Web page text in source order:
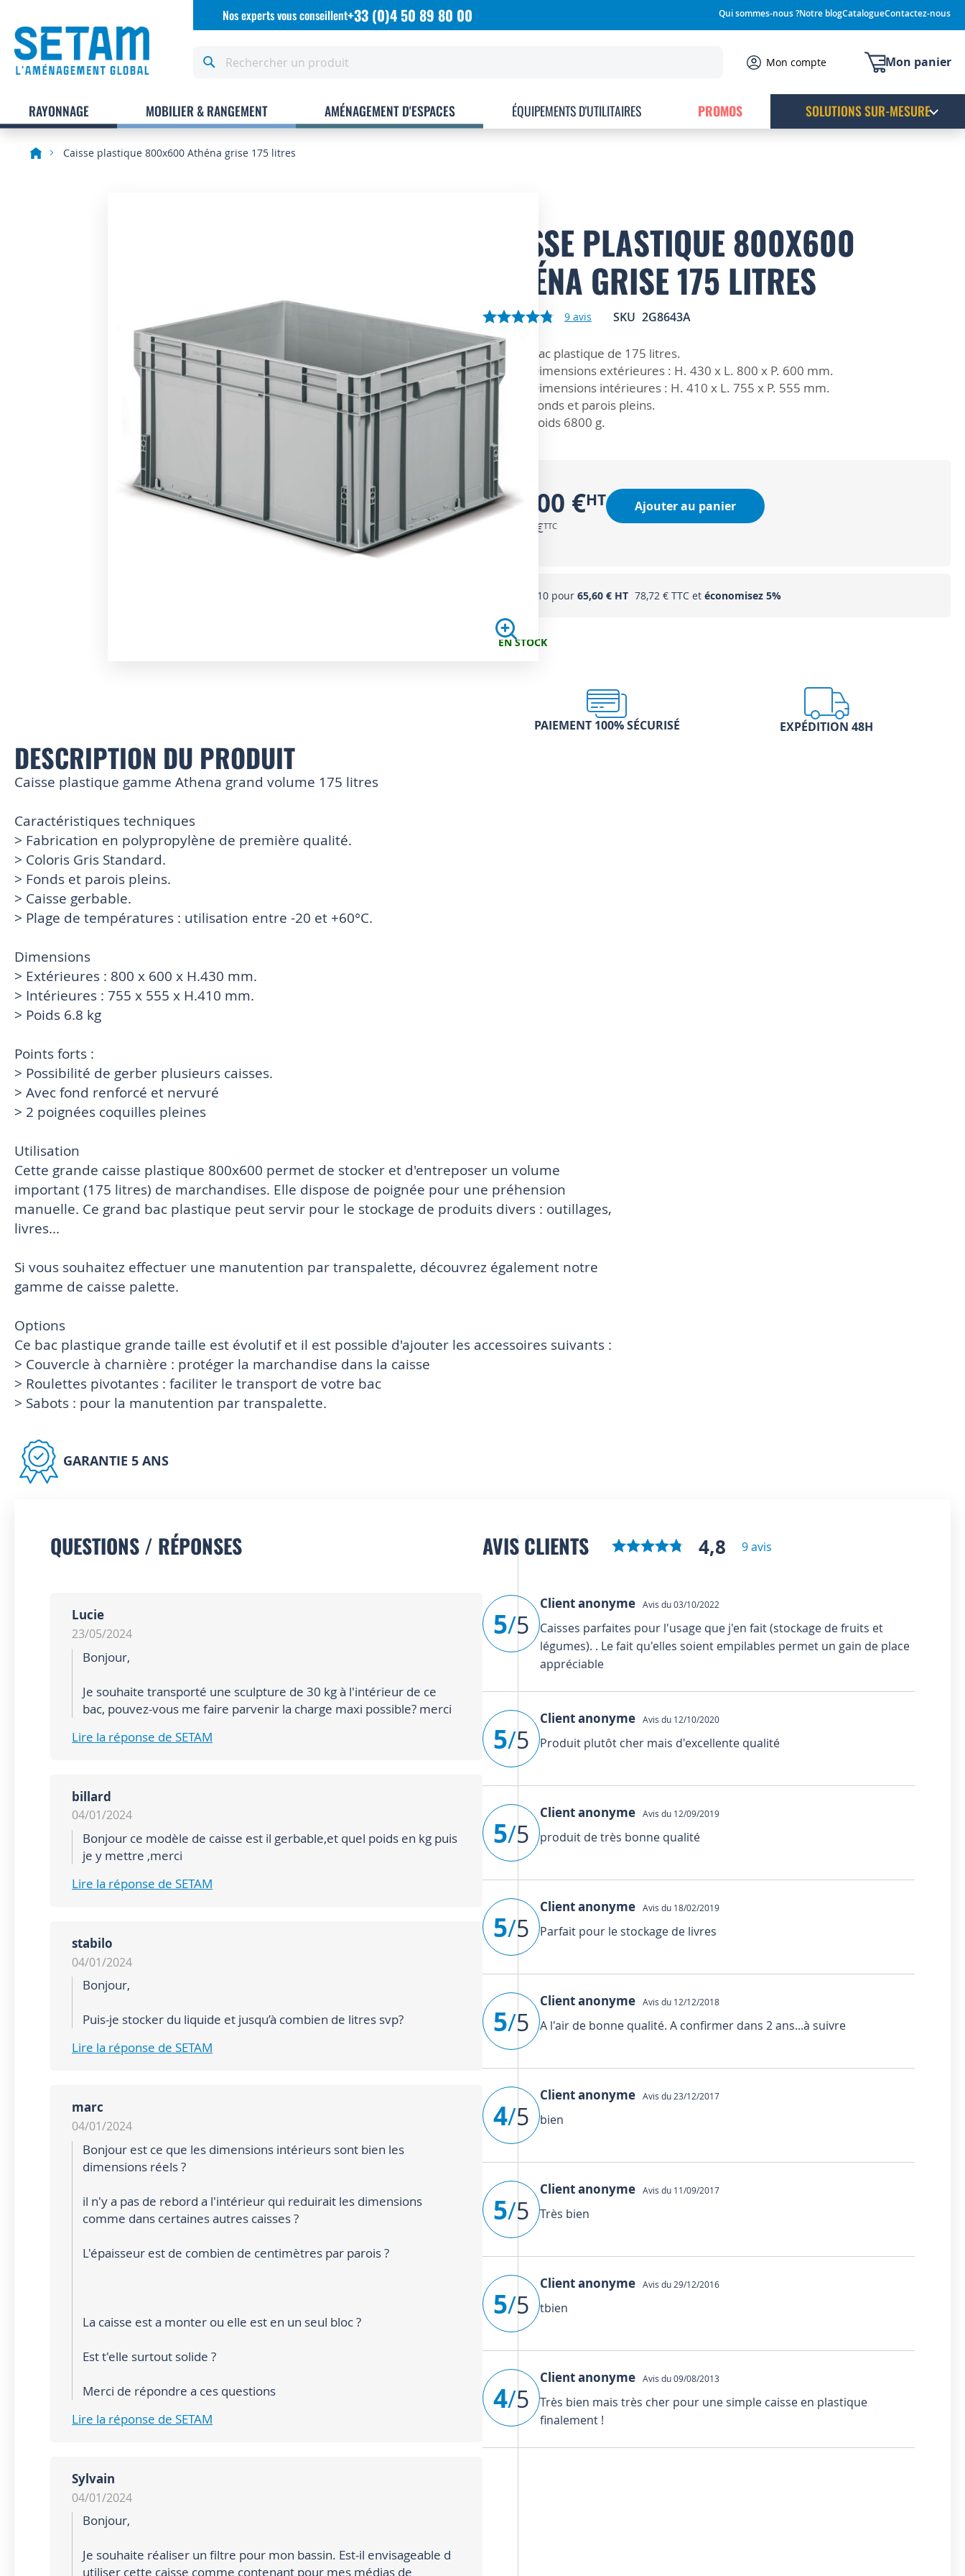
Allez
Qui sommes-nous ?Notre blogCatalogueContactez-nous
Nos experts vous conseillent+33 (0)4 50 89 80 00
Mon panier
Mon compte
RAYONNAGE MOBILIER & RANGEMENT AMÉNAGEMENT D'ESPACES ÉQUIPEMENTS D'UTILITAIRES PROMOS SOLUTIONS SUR-MESURE
Caisse plastique 800x600 Athéna grise 175 litres
images
gallery
CAISSE PLASTIQUE 800X600
ATHÉNA GRISE 175 LITRES
9 avis SKU 2G8643A
ZOOM SUR
Bac plastique de 175 litres.
Dimensions extérieures : H. 430 x L. 800 x P. 600 mm.
Dimensions intérieures : H. 410 x L. 755 x P. 555 mm.
Fonds et parois pleins.
Poids 6800 g.
69,00 €
82,80 €
Ajouter au panier
Acheter 10 pour 65,60 € 78,72 € et économisez 5%
EN STOCK
PAIEMENT 100% SÉCURISÉ EXPÉDITION 48H
DESCRIPTION DU PRODUIT
Caisse plastique gamme Athena grand volume 175 litres
Caractéristiques techniques
> Fabrication en polypropylène de première qualité.
> Coloris Gris Standard.
> Fonds et parois pleins.
> Caisse gerbable.
> Plage de températures : utilisation entre -20 et +60°C.
Dimensions
> Extérieures : 800 x 600 x H.430 mm.
> Intérieures : 755 x 555 x H.410 mm.
> Poids 6.8 kg
Points forts :
> Possibilité de gerber plusieurs caisses.
> Avec fond renforcé et nervuré
> 2 poignées coquilles pleines
Utilisation
Cette grande caisse plastique 800x600 permet de stocker et d'entreposer un volume
important (175 litres) de marchandises. Elle dispose de poignée pour une préhension
manuelle. Ce grand bac plastique peut servir pour le stockage de produits divers : outillages,
livres...
Si vous souhaitez effectuer une manutention par transpalette, découvrez également notre
gamme de caisse palette.
Options
Ce bac plastique grande taille est évolutif et il est possible d'ajouter les accessoires suivants :
> Couvercle à charnière : protéger la marchandise dans la caisse
> Roulettes pivotantes : faciliter le transport de votre bac
> Sabots : pour la manutention par transpalette.
GARANTIE 5 ANS
QUESTIONS / RÉPONSES
Lucie
23/05/2024
Bonjour,
Je souhaite transporté une sculpture de 30 kg à l'intérieur de ce
bac, pouvez-vous me faire parvenir la charge maxi possible? merci
Lire la réponse de SETAM
billard
04/01/2024
Bonjour ce modèle de caisse est il gerbable,et quel poids en kg puis
je y mettre ,merci
Lire la réponse de SETAM
stabilo
04/01/2024
Bonjour,
Puis-je stocker du liquide et jusqu’à combien de litres svp?
Lire la réponse de SETAM
marc
04/01/2024
Bonjour est ce que les dimensions intérieurs sont bien les
dimensions réels ?
il n'y a pas de rebord a l'intérieur qui reduirait les dimensions
comme dans certaines autres caisses ?
L'épaisseur est de combien de centimètres par parois ?
La caisse est a monter ou elle est en un seul bloc ?
Est t'elle surtout solide ?
Merci de répondre a ces questions
Lire la réponse de SETAM
Sylvain
04/01/2024
Bonjour,
Je souhaite réaliser un filtre pour mon bassin. Est-il envisageable d
utiliser cette caisse comme contenant pour mes médias de
AVIS CLIENTS 4,8 9 avis
5/5
Client anonyme Avis du 03/10/2022
Caisses parfaites pour l'usage que j'en fait (stockage de fruits et
légumes). . Le fait qu'elles soient empilables permet un gain de place
appréciable
5/5
Client anonyme Avis du 12/10/2020
Produit plutôt cher mais d'excellente qualité
5/5
Client anonyme Avis du 12/09/2019
produit de très bonne qualité
5/5
Client anonyme Avis du 18/02/2019
Parfait pour le stockage de livres
5/5
Client anonyme Avis du 12/12/2018
A l'air de bonne qualité. A confirmer dans 2 ans...à suivre
4/5
Client anonyme Avis du 23/12/2017
bien
5/5
Client anonyme Avis du 11/09/2017
Très bien
5/5
Client anonyme Avis du 29/12/2016
tbien
4/5
Client anonyme Avis du 09/08/2013
Très bien mais très cher pour une simple caisse en plastique
finalement !